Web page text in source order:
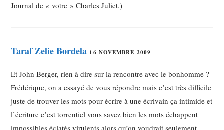
Journal de « votre » Charles Juliet.)
Taraf Zelie Bordela 16 NOVEMBRE 2009
Et John Berger, rien à dire sur la rencontre avec le bonhomme ?
Frédérique, on a essayé de vous répondre mais c’est très difficile
juste de trouver les mots pour écrire à une écrivain ça intimide et
l’écriture c’est torrentiel vous savez bien les mots échappent